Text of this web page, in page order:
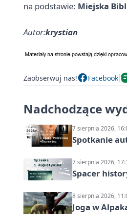
na podstawie: Miejska
Autor:krystian
Zaobserwuj nas! Facebook
Nadchodzące
7 sierpnia 2026,
Spotkanie
7 sierpnia 2026,
Spacer
8 sierpnia 2026,
Joga w